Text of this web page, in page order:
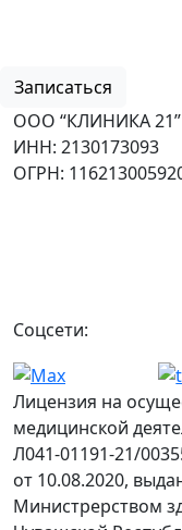
Записаться
ООО “КЛИНИКА 21”
ИНН: 2130173093
ОГРН:
Соцсети:
Лицензия на
медицинской
Л041-01191-21/
от 10.08.2020,
Министрерством